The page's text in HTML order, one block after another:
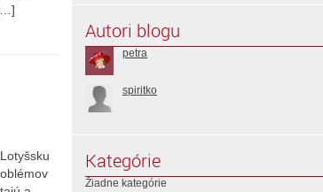
Autori blogu
petra
spiritko
Kategórie
Žiadne kategórie